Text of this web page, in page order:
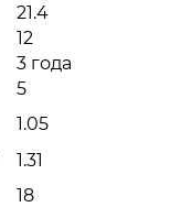
21.4
12
3 года
5
1.05
1.31
18